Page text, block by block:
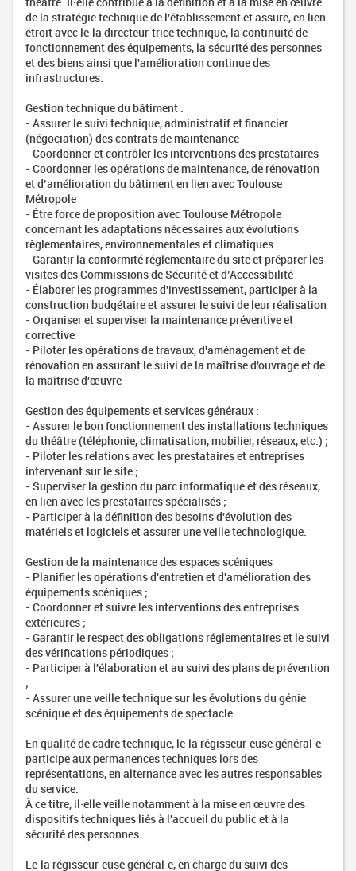
de la stratégie technique de l'établissement et assure, en lien
étroit avec le·la directeur·trice technique, la continuité de
fonctionnement des équipements, la sécurité des personnes
et des biens ainsi que l'amélioration continue des
infrastructures.
Gestion technique du bâtiment :
- Assurer le suivi technique, administratif et financier
(négociation) des contrats de maintenance
- Coordonner et contrôler les interventions des prestataires
- Coordonner les opérations de maintenance, de rénovation
et d’amélioration du bâtiment en lien avec Toulouse
Métropole
- Être force de proposition avec Toulouse Métropole
concernant les adaptations nécessaires aux évolutions
règlementaires, environnementales et climatiques
- Garantir la conformité réglementaire du site et préparer les
visites des Commissions de Sécurité et d’Accessibilité
- Élaborer les programmes d'investissement, participer à la
construction budgétaire et assurer le suivi de leur réalisation
- Organiser et superviser la maintenance préventive et
corrective
- Piloter les opérations de travaux, d'aménagement et de
rénovation en assurant le suivi de la maîtrise d'ouvrage et de
la maîtrise d'œuvre
Gestion des équipements et services généraux :
- Assurer le bon fonctionnement des installations techniques
du théâtre (téléphonie, climatisation, mobilier, réseaux, etc.) ;
- Piloter les relations avec les prestataires et entreprises
intervenant sur le site ;
- Superviser la gestion du parc informatique et des réseaux,
en lien avec les prestataires spécialisés ;
- Participer à la définition des besoins d'évolution des
matériels et logiciels et assurer une veille technologique.
Gestion de la maintenance des espaces scéniques
- Planifier les opérations d'entretien et d'amélioration des
équipements scéniques ;
- Coordonner et suivre les interventions des entreprises
extérieures ;
- Garantir le respect des obligations réglementaires et le suivi
des vérifications périodiques ;
- Participer à l'élaboration et au suivi des plans de prévention
;
- Assurer une veille technique sur les évolutions du génie
scénique et des équipements de spectacle.
En qualité de cadre technique, le·la régisseur·euse général·e
participe aux permanences techniques lors des
représentations, en alternance avec les autres responsables
du service.
À ce titre, il·elle veille notamment à la mise en œuvre des
dispositifs techniques liés à l'accueil du public et à la
sécurité des personnes.
Le·la régisseur·euse général·e, en charge du suivi des